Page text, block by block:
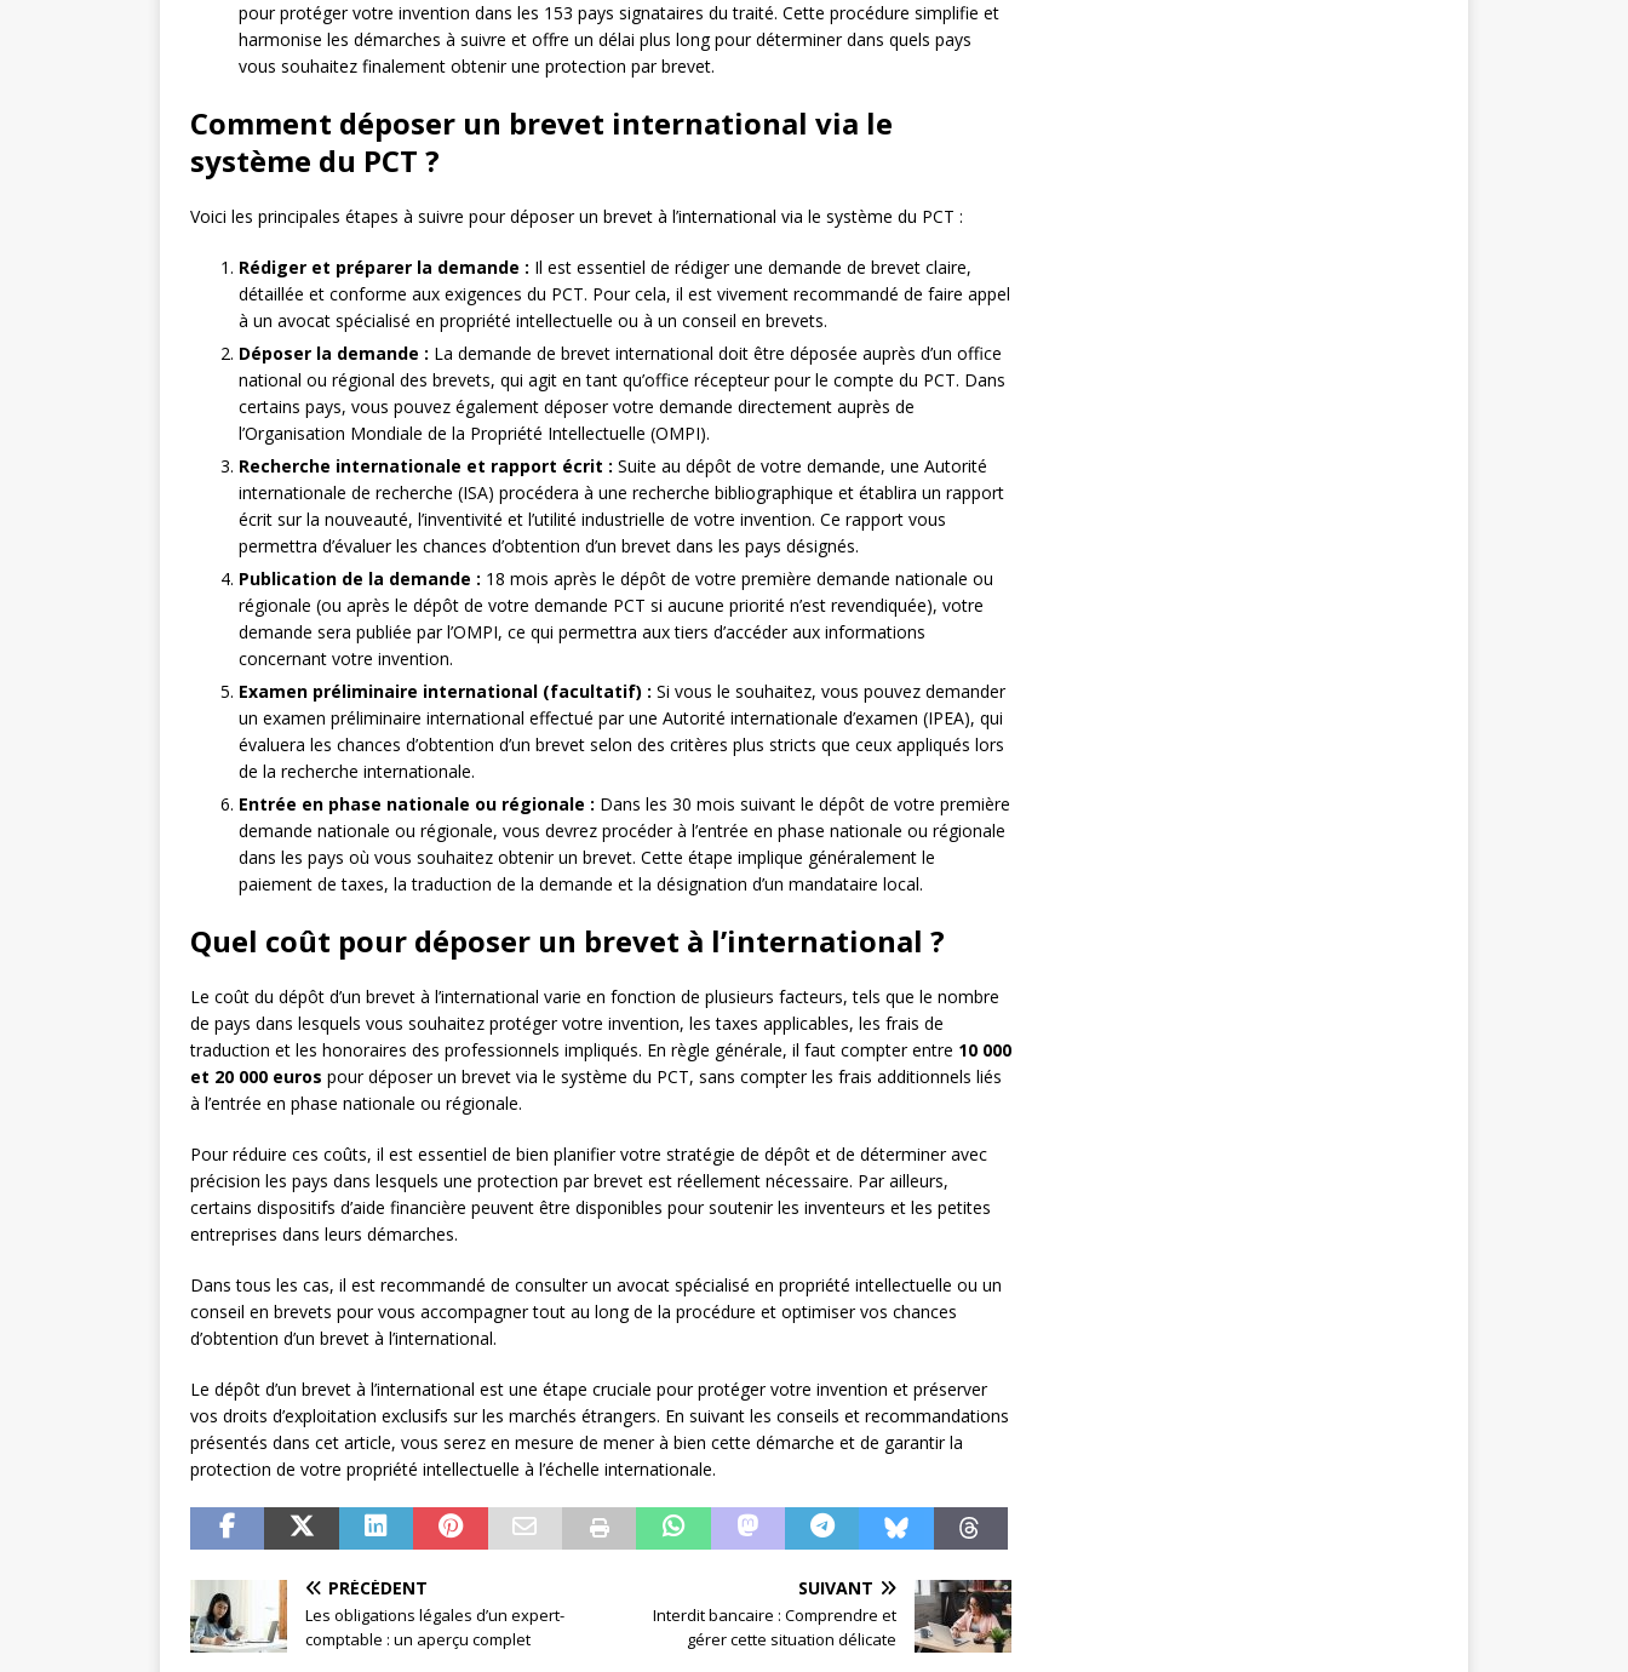
pour protéger votre invention dans les 153 pays signataires du traité. Cette procédure simplifie et
harmonise les démarches à suivre et offre un délai plus long pour déterminer dans quels pays
vous souhaitez finalement obtenir une protection par brevet.
Comment déposer un brevet international via le
système du PCT ?
Voici les principales étapes à suivre pour déposer un brevet à l’international via le système du PCT :
Rédiger et préparer la demande : Il est essentiel de rédiger une demande de brevet claire,
détaillée et conforme aux exigences du PCT. Pour cela, il est vivement recommandé de faire appel
à un avocat spécialisé en propriété intellectuelle ou à un conseil en brevets.
Déposer la demande : La demande de brevet international doit être déposée auprès d’un office
national ou régional des brevets, qui agit en tant qu’office récepteur pour le compte du PCT. Dans
certains pays, vous pouvez également déposer votre demande directement auprès de
l’Organisation Mondiale de la Propriété Intellectuelle (OMPI).
Recherche internationale et rapport écrit : Suite au dépôt de votre demande, une Autorité
internationale de recherche (ISA) procédera à une recherche bibliographique et établira un rapport
écrit sur la nouveauté, l’inventivité et l’utilité industrielle de votre invention. Ce rapport vous
permettra d’évaluer les chances d’obtention d’un brevet dans les pays désignés.
Publication de la demande : 18 mois après le dépôt de votre première demande nationale ou
régionale (ou après le dépôt de votre demande PCT si aucune priorité n’est revendiquée), votre
demande sera publiée par l’OMPI, ce qui permettra aux tiers d’accéder aux informations
concernant votre invention.
Examen préliminaire international (facultatif) : Si vous le souhaitez, vous pouvez demander
un examen préliminaire international effectué par une Autorité internationale d’examen (IPEA), qui
évaluera les chances d’obtention d’un brevet selon des critères plus stricts que ceux appliqués lors
de la recherche internationale.
Entrée en phase nationale ou régionale : Dans les 30 mois suivant le dépôt de votre première
demande nationale ou régionale, vous devrez procéder à l’entrée en phase nationale ou régionale
dans les pays où vous souhaitez obtenir un brevet. Cette étape implique généralement le
paiement de taxes, la traduction de la demande et la désignation d’un mandataire local.
Quel coût pour déposer un brevet à l’international ?
Le coût du dépôt d’un brevet à l’international varie en fonction de plusieurs facteurs, tels que le nombre
de pays dans lesquels vous souhaitez protéger votre invention, les taxes applicables, les frais de
traduction et les honoraires des professionnels impliqués. En règle générale, il faut compter entre 10 000
et 20 000 euros pour déposer un brevet via le système du PCT, sans compter les frais additionnels liés
à l’entrée en phase nationale ou régionale.
Pour réduire ces coûts, il est essentiel de bien planifier votre stratégie de dépôt et de déterminer avec
précision les pays dans lesquels une protection par brevet est réellement nécessaire. Par ailleurs,
certains dispositifs d’aide financière peuvent être disponibles pour soutenir les inventeurs et les petites
entreprises dans leurs démarches.
Dans tous les cas, il est recommandé de consulter un avocat spécialisé en propriété intellectuelle ou un
conseil en brevets pour vous accompagner tout au long de la procédure et optimiser vos chances
d’obtention d’un brevet à l’international.
Le dépôt d’un brevet à l’international est une étape cruciale pour protéger votre invention et préserver
vos droits d’exploitation exclusifs sur les marchés étrangers. En suivant les conseils et recommandations
présentés dans cet article, vous serez en mesure de mener à bien cette démarche et de garantir la
protection de votre propriété intellectuelle à l’échelle internationale.
PRÉCÉDENT
Les obligations légales d’un expert-
comptable : un aperçu complet
SUIVANT
Interdit bancaire : Comprendre et
gérer cette situation délicate